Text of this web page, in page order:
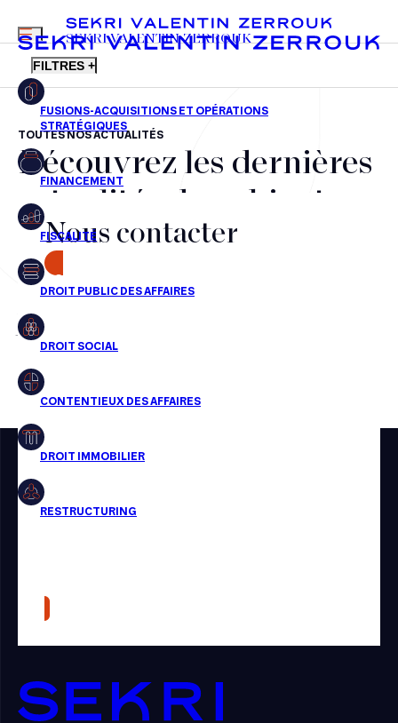
FR EN
MENU
SEKRI VALENTIN ZERROUK
FILTRES +
Fusions-acquisitions et opérations stratégiques
Financement
Fiscalité
Droit public des affaires
Droit social
Droit immobilier
Restructuring
Presse
TOUTES NOS ACTUALITÉS
Découvrez les dernières
actualités du cabinet,
nos récompenses et nos
transactions, jour après
jour
Aucun résultats pour cette recherche
Nous contacter